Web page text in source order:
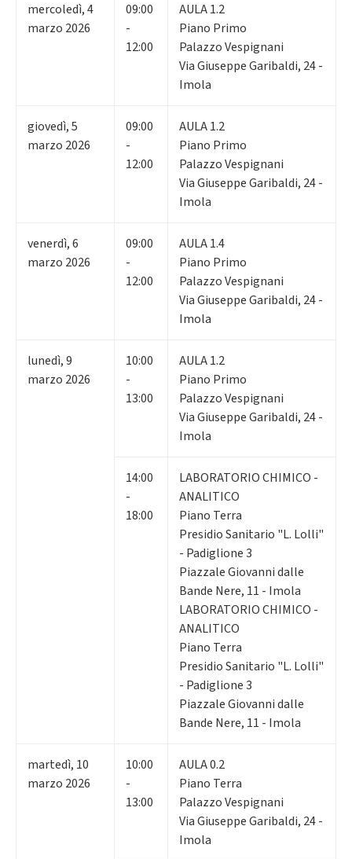
mercoledì,4
marzo 2026
09:00
-
12:00
AULA 1.2
Piano Primo
Palazzo Vespignani
Via Giuseppe Garibaldi, 24 -
Imola
giovedì,5
marzo 2026
09:00
-
12:00
AULA 1.2
Piano Primo
Palazzo Vespignani
Via Giuseppe Garibaldi, 24 -
Imola
venerdì,6
marzo 2026
09:00
-
12:00
AULA 1.4
Piano Primo
Palazzo Vespignani
Via Giuseppe Garibaldi, 24 -
Imola
lunedì,9
marzo 2026
10:00
-
13:00
AULA 1.2
Piano Primo
Palazzo Vespignani
Via Giuseppe Garibaldi, 24 -
Imola
14:00
-
18:00
LABORATORIO CHIMICO -
ANALITICO
Piano Terra
Presidio Sanitario "L. Lolli"
- Padiglione 3
Piazzale Giovanni dalle
Bande Nere, 11 - Imola
LABORATORIO CHIMICO -
ANALITICO
Piano Terra
Presidio Sanitario "L. Lolli"
- Padiglione 3
Piazzale Giovanni dalle
Bande Nere, 11 - Imola
martedì, 10
marzo 2026
10:00
-
13:00
AULA 0.2
Piano Terra
Palazzo Vespignani
Via Giuseppe Garibaldi, 24 -
Imola